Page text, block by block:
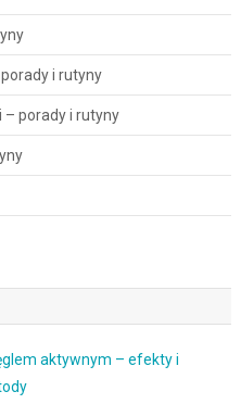
i rutyny
– porady i rutyny
aktywnym – efekty i